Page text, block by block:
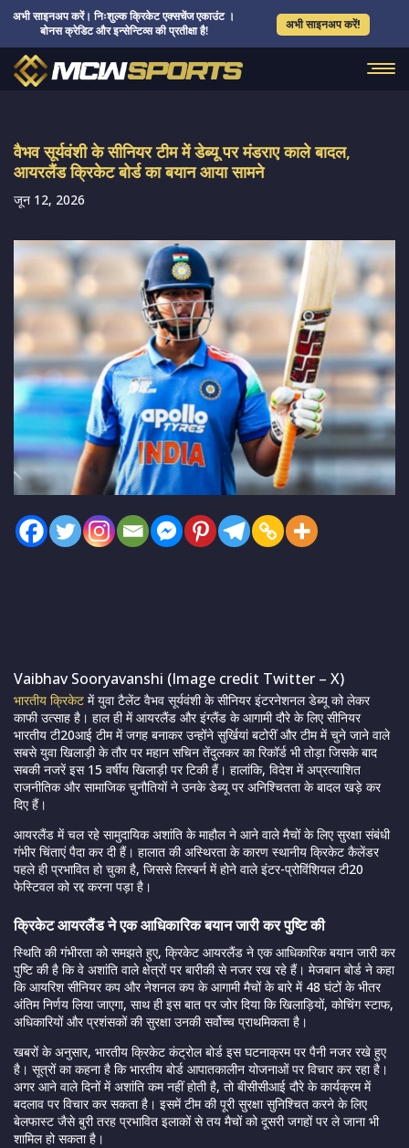
अभी साइनअप करें। निःशुल्क क्रिकेट एक्सचेंज एकाउंट ।
बोनस क्रेडिट और इन्सेन्टिव्स की प्रतीक्षा है!
अभी साइनअप करें!
वैभव सूर्यवंशी के सीनियर टीम में डेब्यू पर मंडराए काले बादल,
आयरलैंड क्रिकेट बोर्ड का बयान आया सामने
जून 12, 2026
Vaibhav Sooryavanshi (Image credit Twitter – X)
भारतीय क्रिकेट में युवा टैलेंट वैभव सूर्यवंशी के सीनियर इंटरनेशनल डेब्यू को लेकर
काफी उत्साह है। हाल ही में आयरलैंड और इंग्लैंड के आगामी दौरे के लिए सीनियर
भारतीय टी20आई टीम में जगह बनाकर उन्होंने सुर्खियां बटोरीं और टीम में चुने जाने वाले
सबसे युवा खिलाड़ी के तौर पर महान सचिन तेंदुलकर का रिकॉर्ड भी तोड़ा जिसके बाद
सबकी नजरें इस 15 वर्षीय खिलाड़ी पर टिकी हैं। हालांकि, विदेश में अप्रत्याशित
राजनीतिक और सामाजिक चुनौतियों ने उनके डेब्यू पर अनिश्चितता के बादल खड़े कर
दिए हैं।
आयरलैंड में चल रहे सामुदायिक अशांति के माहौल ने आने वाले मैचों के लिए सुरक्षा संबंधी
गंभीर चिंताएं पैदा कर दी हैं। हालात की अस्थिरता के कारण स्थानीय क्रिकेट कैलेंडर
पहले ही प्रभावित हो चुका है, जिससे लिस्बर्न में होने वाले इंटर-प्रोविंशियल टी20
फेस्टिवल को रद्द करना पड़ा है।
क्रिकेट आयरलैंड ने एक आधिकारिक बयान जारी कर पुष्टि की
स्थिति की गंभीरता को समझते हुए, क्रिकेट आयरलैंड ने एक आधिकारिक बयान जारी कर
पुष्टि की है कि वे अशांति वाले क्षेत्रों पर बारीकी से नजर रख रहे हैं। मेजबान बोर्ड ने कहा
कि आयरिश सीनियर कप और नेशनल कप के आगामी मैचों के बारे में 48 घंटों के भीतर
अंतिम निर्णय लिया जाएगा, साथ ही इस बात पर जोर दिया कि खिलाड़ियों, कोचिंग स्टाफ,
अधिकारियों और प्रशंसकों की सुरक्षा उनकी सर्वोच्च प्राथमिकता है।
खबरों के अनुसार, भारतीय क्रिकेट कंट्रोल बोर्ड इस घटनाक्रम पर पैनी नजर रखे हुए
है। सूत्रों का कहना है कि भारतीय बोर्ड आपातकालीन योजनाओं पर विचार कर रहा है।
अगर आने वाले दिनों में अशांति कम नहीं होती है, तो बीसीसीआई दौरे के कार्यक्रम में
बदलाव पर विचार कर सकता है। इसमें टीम की पूरी सुरक्षा सुनिश्चित करने के लिए
बेलफास्ट जैसे बुरी तरह प्रभावित इलाकों से तय मैचों को दूसरी जगहों पर ले जाना भी
शामिल हो सकता है।